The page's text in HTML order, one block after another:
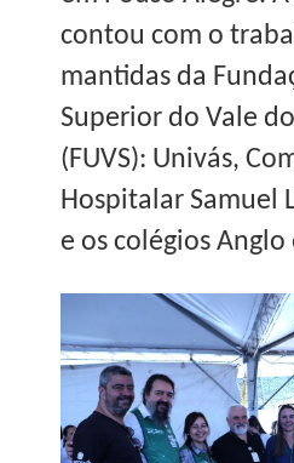
contou com o
mantidas da
Superior do Vale
(FUVS): Univás,
Hospitalar Samuel
e os colégios Anglo